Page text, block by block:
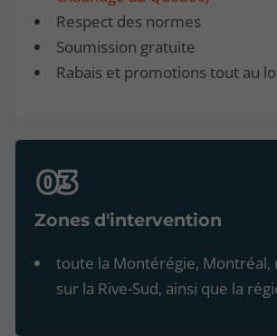
Respect des normes
Soumission gratuite
Rabais et promotions tout au
Zones d'intervention
toute la Montérégie,
sur la Rive-Sud, ainsi que la